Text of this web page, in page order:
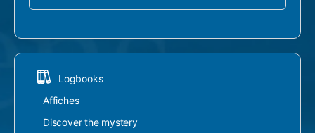
for:
Logbooks
Affiches
Discover the mystery